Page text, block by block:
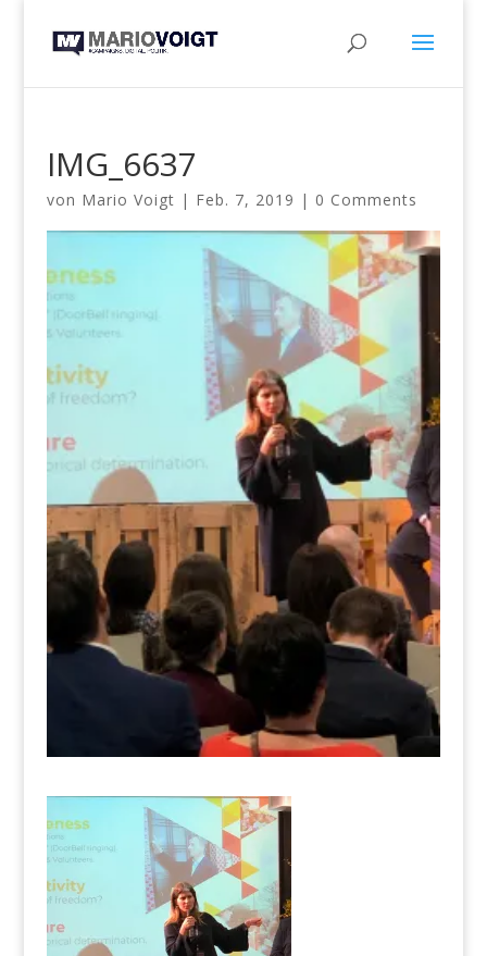
IMG_6637
von Mario Voigt | Feb. 7, 2019 | 0 Comments